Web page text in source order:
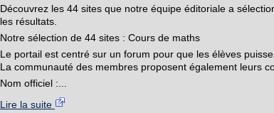
Découvrez les 44 sites que notre équipe éditoriale a
les résultats.
Notre sélection de 44 sites : Cours de maths
Le portail est centré sur un forum pour que les élèves
La communauté des membres proposent également leurs
Nom officiel :...
Lire la suite